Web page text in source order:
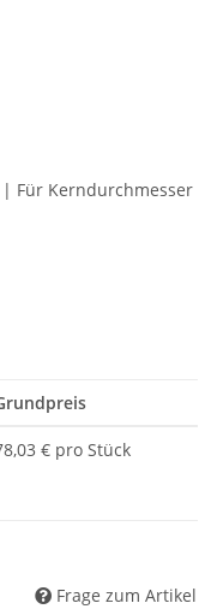
Für Kerndurchmesser
€ pro Stück
Frage zum Artikel